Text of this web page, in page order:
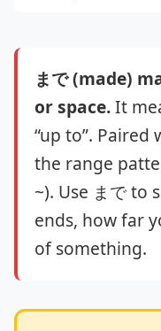
まで (made)
or space.It
“up to”.
the range
~). Use まで to
ends, how far
of something.